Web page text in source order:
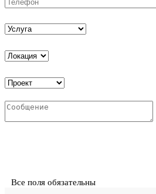
Все поля обязательны